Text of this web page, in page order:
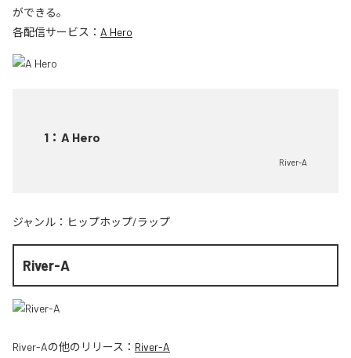
ができる。
各配信サービス： A Hero
1 ： A Hero
River-A
ジャンル： ヒップホップ/ラップ
River-A
River-Aの他のリリース： River-A